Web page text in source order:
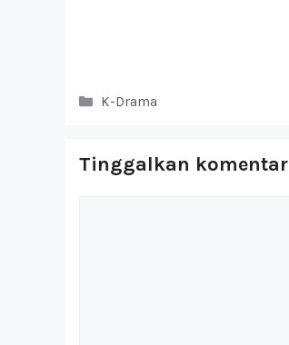
Kategori
K-Drama
Tinggalkan komentar